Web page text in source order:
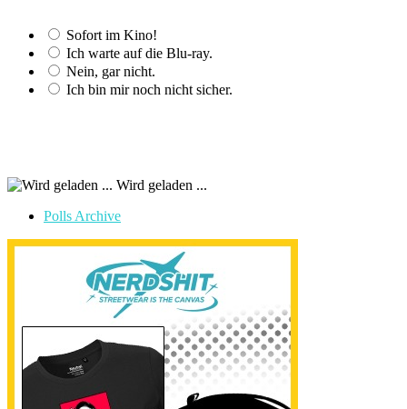
Sofort im Kino!
Ich warte auf die Blu-ray.
Nein, gar nicht.
Ich bin mir noch nicht sicher.
Wird geladen ...
Polls Archive